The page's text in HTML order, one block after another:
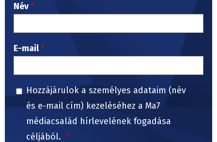
Név
E-mail
Hozzájárulok a személyes adataim (név
és e-mail cím) kezeléséhez a Ma7
médiacsalád hírlevelének fogadása
céljából.